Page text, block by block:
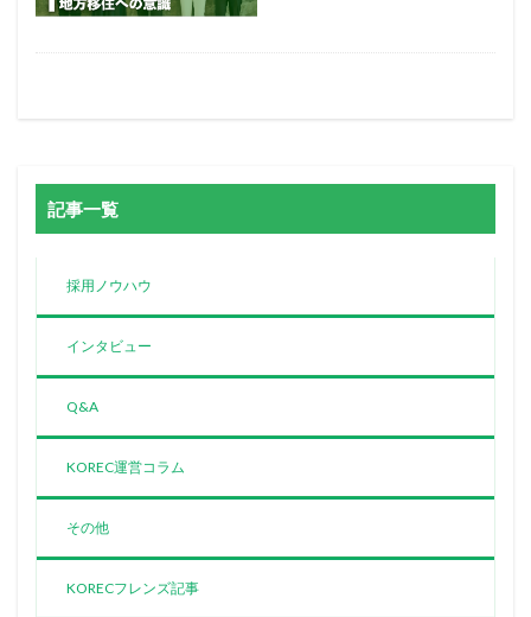
記事一覧
採用ノウハウ
インタビュー
Q&A
KOREC運営コラム
その他
KORECフレンズ記事